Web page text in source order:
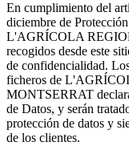
En cumplimiento del
diciembre de
L'AGRÍCOLA
recogidos desde este
de confidencialidad.
ficheros de
MONTSERRAT
de Datos, y serán
protección de datos y
de los clientes.